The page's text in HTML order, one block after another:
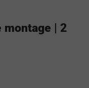
montage | 2